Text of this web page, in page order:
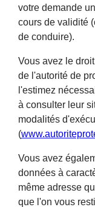
votre demande
cours de validité
de conduire).
Vous avez le
de l'autorité de
l'estimez
à consulter leur
modalités
(
Vous avez
données à
même adresse
que l'on vous